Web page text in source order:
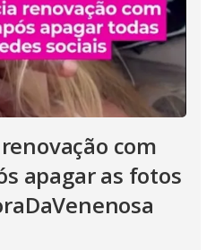
com
apagar as fotos